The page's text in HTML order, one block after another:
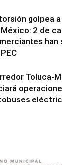
golpea
México: 2 de
han
Toluca-